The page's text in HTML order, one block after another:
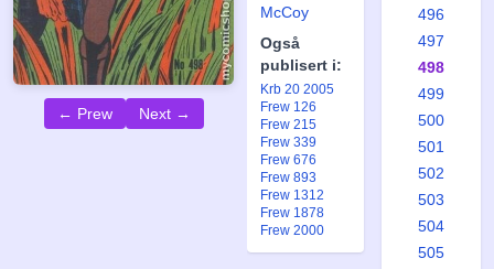
← Prew Next →
McCoy
Også
publisert i:
Krb 20 2005
Frew 126
Frew 215
Frew 339
Frew 676
Frew 893
Frew 1312
Frew 1878
Frew 2000
496
497
498
499
500
501
502
503
504
505